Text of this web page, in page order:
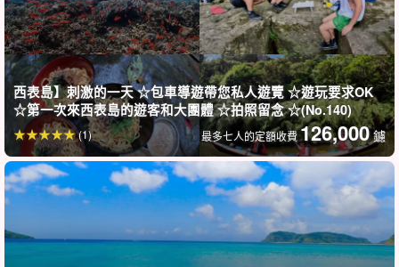
享受奢華非凡的時光♪。
西表島】刺激的一天 ☆包車導遊帶您私人遊覽 ☆遊玩要求OK
☆第一次來西表島的遊客和大團體 ☆拍照留念 ☆(No.140)
最多七人的定額收費126,000 鑢
(1)